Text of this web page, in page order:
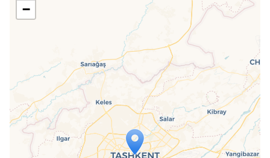
Travelers' Map wird geladen …
Wenn du dies siehst, nachdem deine
−